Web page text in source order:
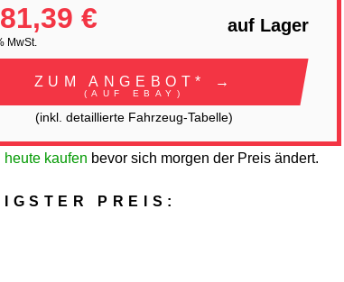
€
MwSt.
auf Lager
ZUM ANGEBOT* →
(AUF EBAY)
(inkl. detaillierte Fahrzeug-Tabelle)
heute kaufen bevor sich morgen der Preis ändert.
PREIS: